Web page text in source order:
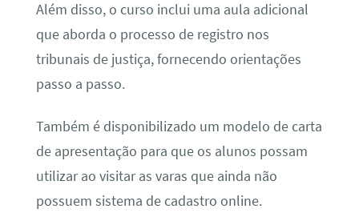
Além disso, o curso inclui uma aula adicional
que aborda o processo de registro nos
tribunais de justiça, fornecendo orientações
passo a passo.
Também é disponibilizado um modelo de carta
de apresentação para que os alunos possam
utilizar ao visitar as varas que ainda não
possuem sistema de cadastro online.